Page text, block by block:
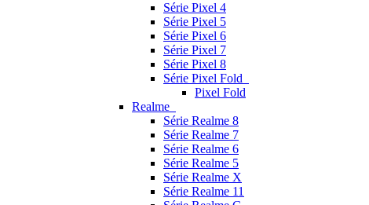
Série Pixel 4
Série Pixel 5
Série Pixel 6
Série Pixel 7
Série Pixel 8
Série Pixel Fold
Pixel Fold
Realme
Série Realme 8
Série Realme 7
Série Realme 6
Série Realme 5
Série Realme X
Série Realme 11